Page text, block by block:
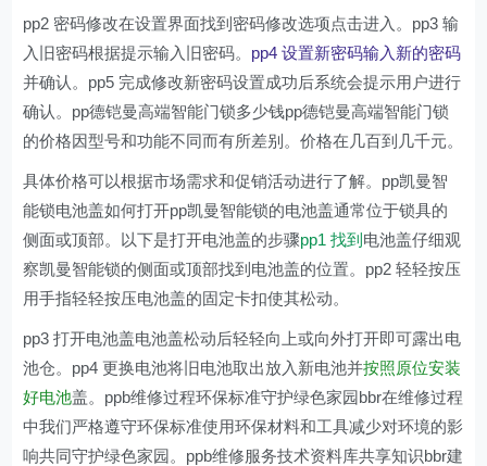
pp2 密码修改在设置界面找到密码修改选项点击进入。pp3 输
入旧密码根据提示输入旧密码。 pp4 设置新密码输入新的密码
并确认。pp5 完成修改新密码设置成功后系统会提示用户进行
确认。pp德铠曼高端智能门锁多少钱pp德铠曼高端智能门锁
的价格因型号和功能不同而有所差别。价格在几百到几千元。
具体价格可以根据市场需求和促销活动进行了解。pp凯曼智
能锁电池盖如何打开pp凯曼智能锁的电池盖通常位于锁具的
侧面或顶部。以下是打开电池盖的步骤pp1 找到 电池盖仔细观
察凯曼智能锁的侧面或顶部找到电池盖的位置。pp2 轻轻按压
用手指轻轻按压电池盖的固定卡扣使其松动。
pp3 打开电池盖电池盖松动后轻轻向上或向外打开即可露出电
池仓。pp4 更换电池将旧电池取出放入新电池并按照原位安装
好电池盖。ppb维修过程环保标准守护绿色家园bbr在维修过程
中我们严格遵守环保标准使用环保材料和工具减少对环境的影
响共同守护绿色家园。ppb维修服务技术资料库共享知识bbr建